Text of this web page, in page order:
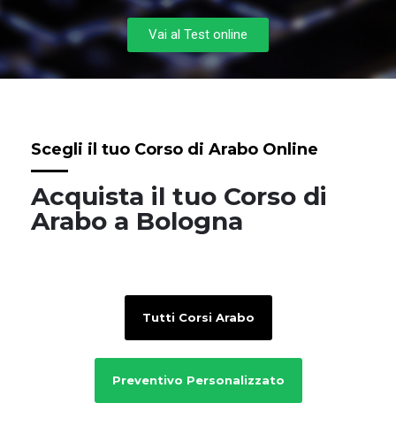
Vai al Test online
Acquista il tuo Corso di
Arabo a Bologna
Scegli il tuo Corso di Arabo Online
Tutti Corsi Arabo
Preventivo Personalizzato